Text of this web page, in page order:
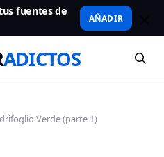
fuentes de
AÑADIR
ADICTOS
Verde (parte 1)